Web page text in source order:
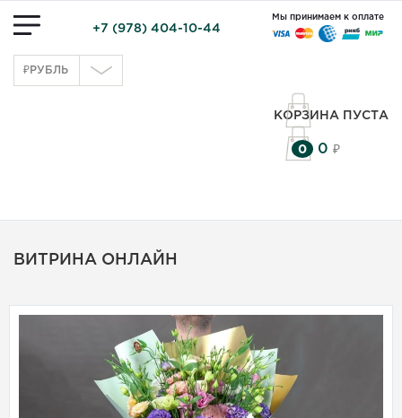
+7 (978) 404-10-44
Мы принимаем к оплате
КОРЗИНА ПУСТА
0 0 ₽
₽РУБЛЬ
ВИТРИНА ОНЛАЙН
Букет из лизиантусов
«Перламутр» (15 шт.)
Лизиантус, 15 шт., цвет микс,
упаковка. Цвет Лизиантусов
может отличаться от
представленного на фото.